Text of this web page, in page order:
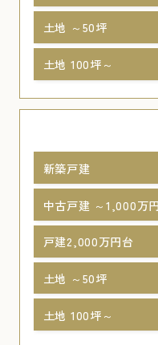
土地 ～50坪
土地 100坪～
新築戸建
中古戸建 ～1,000万円
戸建2,000万円台
土地 ～50坪
土地 100坪～